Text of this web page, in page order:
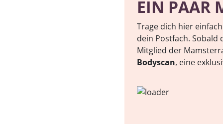
EIN PAAR
Trage dich hier
dein Postfach.
Mitglied der
Bodyscan, eine